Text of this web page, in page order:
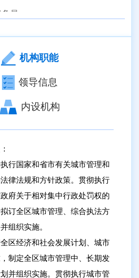
局
设局
区综合行政执法局）
局
局
机构职能
领导信息
内设机构
执行国家和省市有关城市管理和
律法规和方针政策。贯彻执行
府关于相对集中行政处罚权的
订全区城市管理、综合执法方
组织实施。
全区经济和社会发展计划、城市
制定全区城市管理中、长期发
并组织实施。贯彻执行城市管